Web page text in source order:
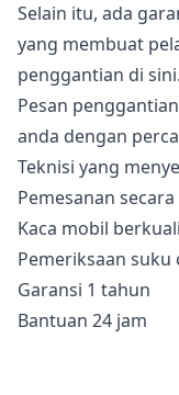
Selain itu, ada
yang membuat
penggantian di sini.
Pesan
anda dengan
Teknisi yang
Pemesanan
Kaca mobil
Pemeriksaan suku
Garansi 1 tahun
Bantuan 24 jam